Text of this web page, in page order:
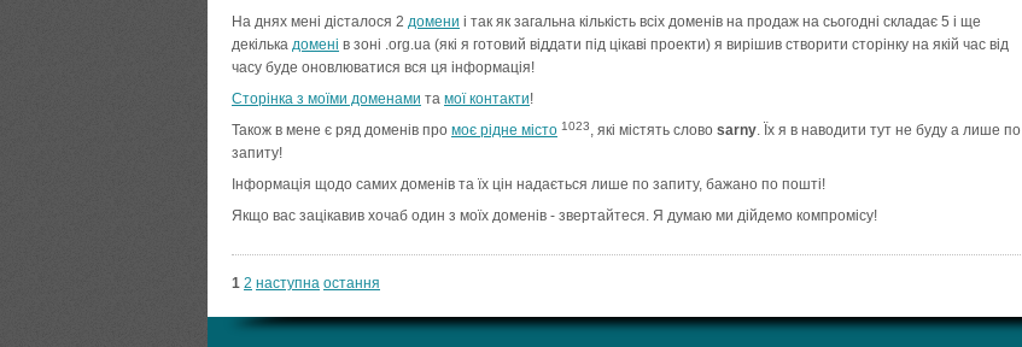
На днях мені дісталося 2 домени і так як загальна кількість всіх доменів на продаж на сьогодні складає 5 і ще
декілька домені в зоні .org.ua (які я готовий віддати під цікаві проекти) я вирішив створити сторінку на якій час від
часу буде оновлюватися вся ця інформація!
Сторінка з моїми доменами та мої контакти!
Також в мене є ряд доменів про моє рідне місто 1023, які містять слово sarny. Їх я в наводити тут не буду а лише по
запиту!
Інформація щодо самих доменів та їх цін надається лише по запиту, бажано по пошті!
Якщо вас зацікавив хочаб один з моїх доменів - звертайтеся. Я думаю ми дійдемо компромісу!
1 2 наступна остання